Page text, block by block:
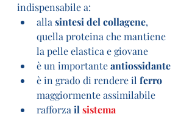
indispensabile a:
alla sintesi del collagene,
quella proteina che mantiene
la pelle elastica e giovane
è un importante antiossidante
è in grado di rendere il ferro
maggiormente assimilabile
rafforza il sistema